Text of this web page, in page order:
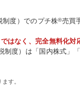
制度）でのプチ株®売買
はなく、完全無料化対
制度）は「国内株式」
す。